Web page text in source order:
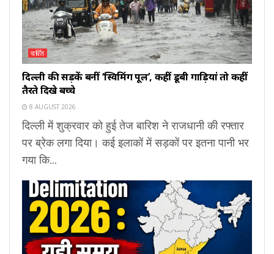
चर्चित
दिल्ली की सड़कें बनीं ‘स्विमिंग पूल’, कहीं डूबी गाड़ियां तो कहीं
तैरते दिखे बच्चे
8 AUGUST 2026
दिल्ली में शुक्रवार को हुई तेज बारिश ने राजधानी की रफ्तार
पर ब्रेक लगा दिया। कई इलाकों में सड़कों पर इतना पानी भर
गया कि...